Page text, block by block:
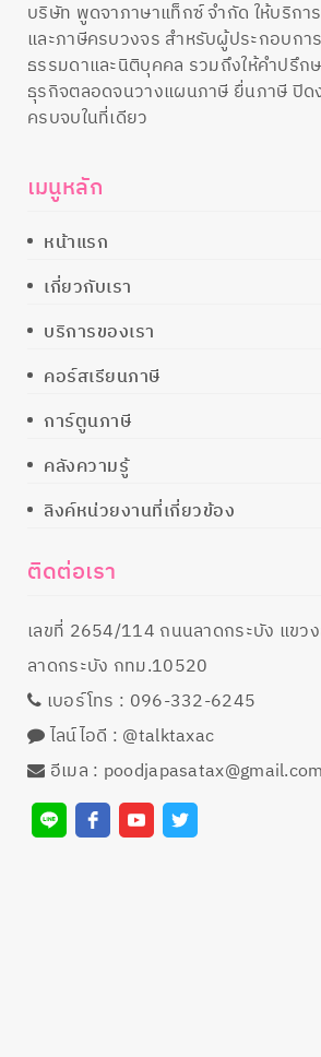
บริษัท พูดจาภาษาแท็กซ์ จำกัด ให้บริก
และภาษีครบวงจร สำหรับผู้ประกอบกา
ธรรมดาและนิติบุคคล รวมถึงให้คำปรึก
ธุรกิจตลอดจนวางแผนภาษี ยื่นภาษี ปิด
ครบจบในที่เดียว
เมนูหลัก
หน้าแรก
เกี่ยวกับเรา
บริการของเรา
คอร์สเรียนภาษี
การ์ตูนภาษี
คลังความรู้
ลิงค์หน่วยงานที่เกี่ยวข้อง
ติดต่อเรา
เลขที่​ 2654/114 ถนนลาดกระบัง แขว
ลาดกระบัง กทม.10520
เบอร์โทร : 096-332-6245
ไลน์ไอดี : @talktaxac
อีเมล : poodjapasatax@gmail.com